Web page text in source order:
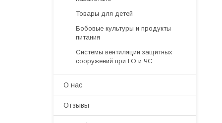
Товары для детей
Бобовые культуры и продукты
питания
Системы вентиляции защитных
сооружений при ГО и ЧС
О нас
Отзывы